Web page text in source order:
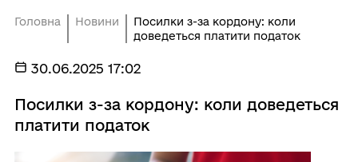
Головна Новини
Посилки з-за кордону: коли
доведеться платити податок
30.06.2025 17:02
Посилки з-за кордону: коли доведеться
платити податок